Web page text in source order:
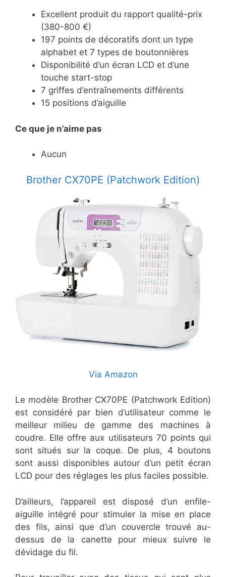
Excellent produit du rapport qualité-prix
(380-800 €)
197 points de décoratifs dont un type
alphabet et 7 types de boutonnières
Disponibilité d’un écran LCD et d’une
touche start-stop
7 griffes d’entraînements différents
15 positions d’aiguille
Ce que je n’aime pas
Aucun
Brother CX70PE (Patchwork Edition)
Via Amazon
Le modèle Brother CX70PE (Patchwork Edition)
est considéré par bien d’utilisateur comme le
meilleur milieu de gamme des machines à
coudre. Elle offre aux utilisateurs 70 points qui
sont situés sur la coque. De plus, 4 boutons
sont aussi disponibles autour d’un petit écran
LCD pour des réglages les plus faciles possible.
D’ailleurs, l’appareil est disposé d’un enfile-
aiguille intégré pour stimuler la mise en place
des fils, ainsi que d’un couvercle trouvé au-
dessus de la canette pour mieux suivre le
dévidage du fil.